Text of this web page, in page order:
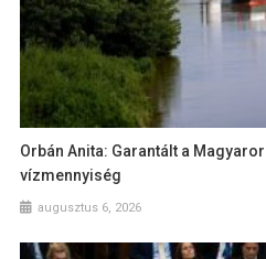
Orbán Anita: Garantált a
vízmennyiség
augusztus 6, 2026